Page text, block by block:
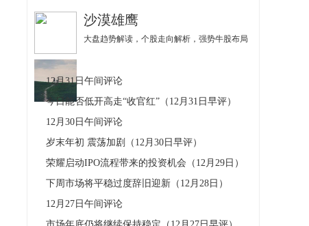
沙漠雄鹰
大盘趋势解读，个股走向解析，强势牛股布局
12月31日午间评论
今日能否低开高走“收官红”（12月31日早评）
12月30日午间评论
岁末年初 震荡加剧（12月30日早评）
荣耀启动IPO流程带来的投资机会（12月29日）
下周市场将平稳过度辞旧迎新（12月28日）
12月27日午间评论